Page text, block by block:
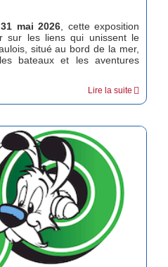
mai 2026 , cette exposition
sur les liens qui unissent le
situé au bord de la mer,
bateaux et les aventures
Lire la suite